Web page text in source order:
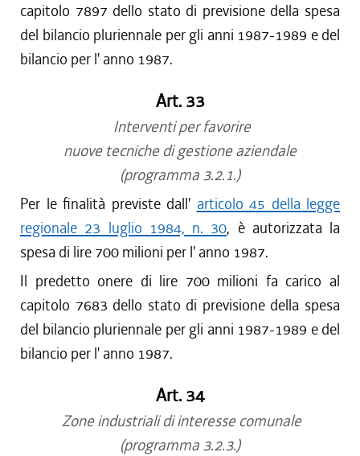
capitolo 7897 dello stato di previsione della spesa
del bilancio pluriennale per gli anni 1987-1989 e del
bilancio per l' anno 1987.
Art. 33
Interventi per favorire
nuove tecniche di gestione aziendale
(programma 3.2.1.)
Per le finalità previste dall' articolo 45 della legge
regionale 23 luglio 1984, n. 30, è autorizzata la
spesa di lire 700 milioni per l' anno 1987.
Il predetto onere di lire 700 milioni fa carico al
capitolo 7683 dello stato di previsione della spesa
del bilancio pluriennale per gli anni 1987-1989 e del
bilancio per l' anno 1987.
Art. 34
Zone industriali di interesse comunale
(programma 3.2.3.)